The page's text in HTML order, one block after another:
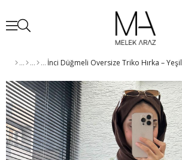
İnci Düğmeli Oversize Triko Hırka – Yeşil